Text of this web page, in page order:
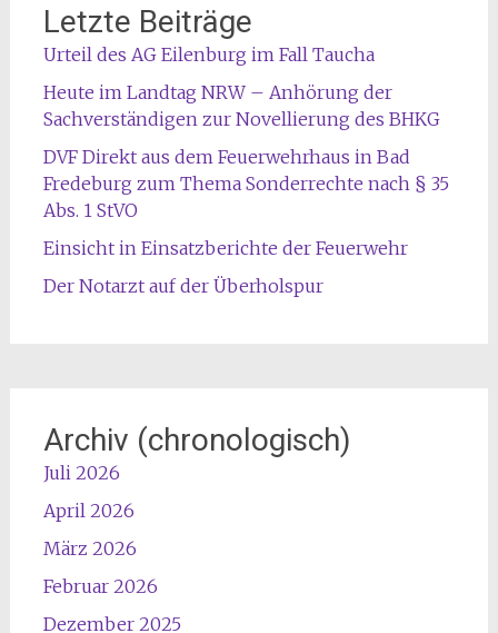
Letzte Beiträge
Urteil des AG Eilenburg im Fall Taucha
Heute im Landtag NRW – Anhörung der
Sachverständigen zur Novellierung des BHKG
DVF Direkt aus dem Feuerwehrhaus in Bad
Fredeburg zum Thema Sonderrechte nach § 35
Abs. 1 StVO
Einsicht in Einsatzberichte der Feuerwehr
Der Notarzt auf der Überholspur
Archiv (chronologisch)
Juli 2026
April 2026
März 2026
Februar 2026
Dezember 2025